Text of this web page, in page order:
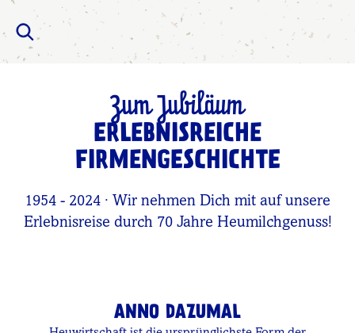
Zum Jubiläum
ERLEBNISREICHE
FIRMENGESCHICHTE
1954 - 2024 · Wir nehmen Dich mit auf unsere
Erlebnisreise durch 70 Jahre Heumilchgenuss!
ANNO DAZUMAL